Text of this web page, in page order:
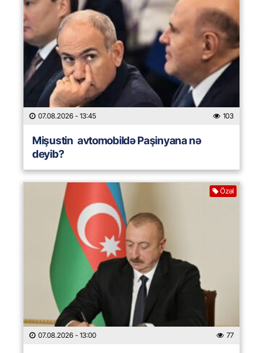
07.08.2026 - 13:45 103
Mişustin avtomobildə Paşinyana nə
deyib?
Özəl
07.08.2026 - 13:00 77